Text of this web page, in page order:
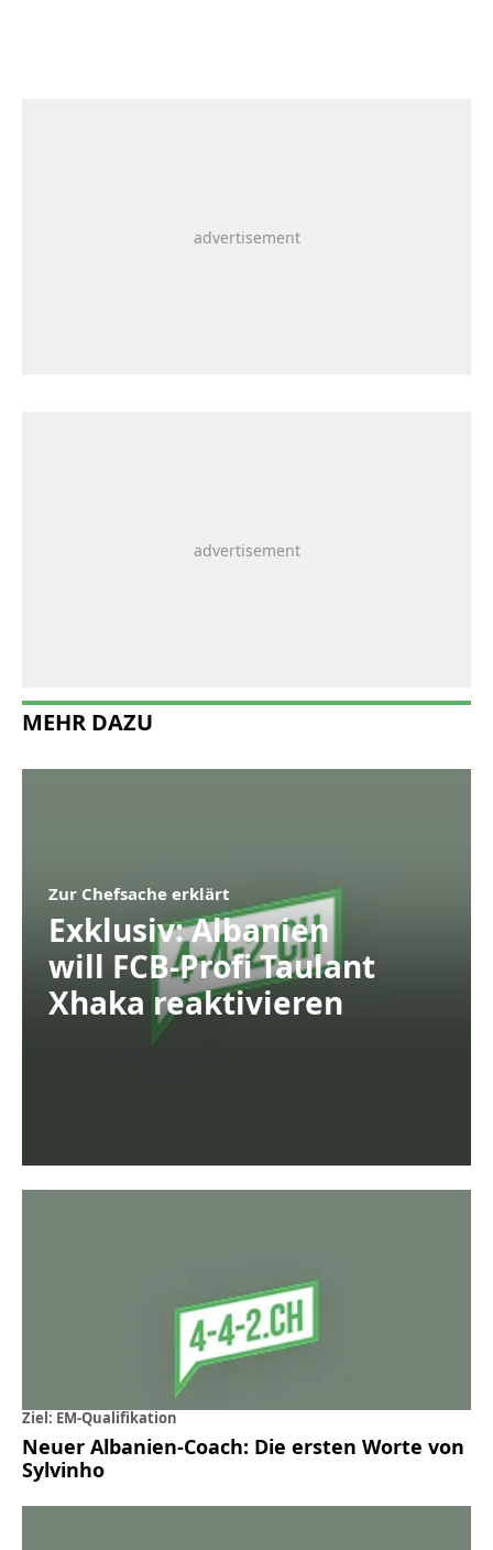
MEHR DAZU
Zur Chefsache erklärt
Exklusiv: Albanien
will FCB-Profi Taulant
Xhaka reaktivieren
Ziel: EM-Qualifikation
Neuer Albanien-Coach: Die ersten Worte von
Sylvinho